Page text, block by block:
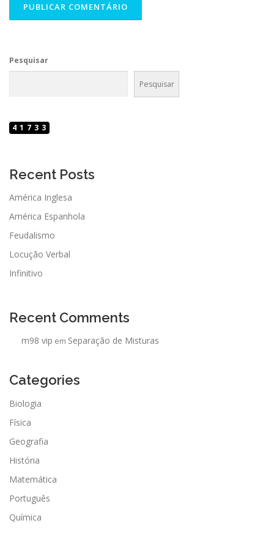
Pesquisar
Pesquisar
41733
Recent Posts
América Inglesa
América Espanhola
Feudalismo
Locução Verbal
Infinitivo
Recent Comments
m98 vip em Separação de Misturas
Categories
Biologia
Física
Geografia
História
Matemática
Português
Química